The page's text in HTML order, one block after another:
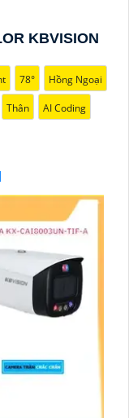
KBVISION
78° Hồng Ngoại
Thân AI Coding